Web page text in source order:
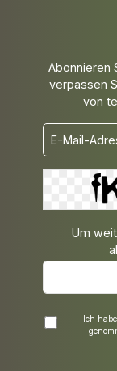
Abonnieren
verpassen
von
Um
Ich